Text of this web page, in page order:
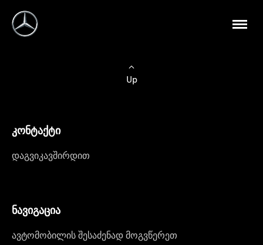
Up
კონტაქტი
დაგვიკავშირდით
ნავიგაცია
ავტომობილის შესაძენად მოგვწერეთ